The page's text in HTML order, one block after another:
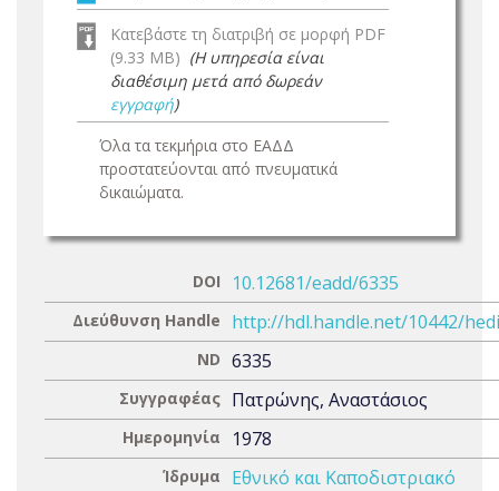
Κατεβάστε τη διατριβή σε μορφή PDF
(9.33 MB) (Η υπηρεσία είναι
διαθέσιμη μετά από δωρεάν
εγγραφή)
Όλα τα τεκμήρια στο ΕΑΔΔ
προστατεύονται από πνευματικά
δικαιώματα.
DOI 10.12681/eadd/6335
Διεύθυνση Handle http://hdl.handle.net/10442/
ND 6335
Συγγραφέας Πατρώνης, Αναστάσιος
Ημερομηνία 1978
Ίδρυμα
Εθνικό και Καποδιστριακό